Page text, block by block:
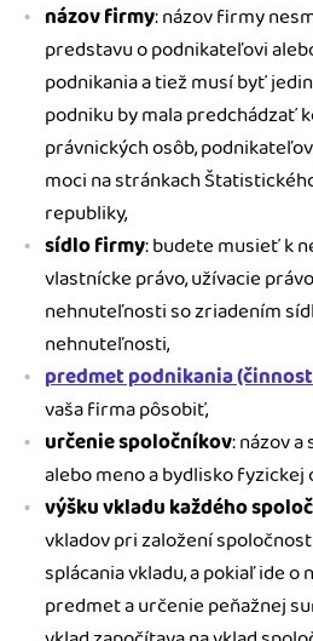
názov firmy: názov firmy
predstavu o podnikateľovi
podnikania a tiež musí byť
podniku by mala predchádzať
právnických osôb,
moci na stránkach
republiky,
sídlo firmy: budete musieť k
vlastnícke právo, užívacie
nehnuteľnosti so zriadením
nehnuteľnosti,
predmet podnikania
vaša firma pôsobiť,
určenie spoločníkov: názov
alebo meno a bydlisko fyzickej
výšku vkladu každého
vkladov pri založení
splácania vkladu, a pokiaľ ide o
predmet a určenie peňažnej